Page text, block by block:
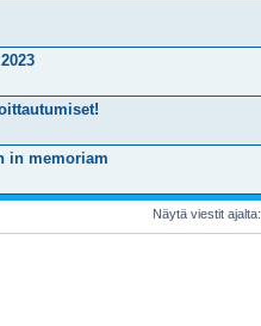
in memoriam
Näytä viestit ajalta: